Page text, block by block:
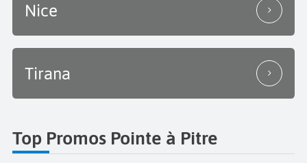
Nice
Tirana
Top Promos Pointe à Pitre